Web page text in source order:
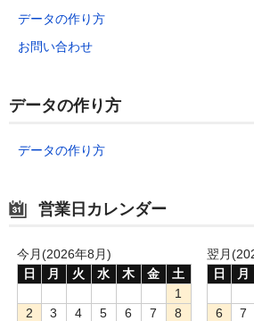
データの作り方
お問い合わせ
データの作り方
データの作り方
営業日カレンダー
今月(2026年8月)
日
月 火 水 木 金
土
1
2
3 4 5 6 7
8
翌月
日
月
6
7